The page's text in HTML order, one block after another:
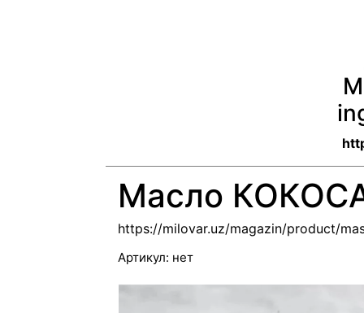
Масло
https://milovar.uz/magazin/product/
Артикул: нет